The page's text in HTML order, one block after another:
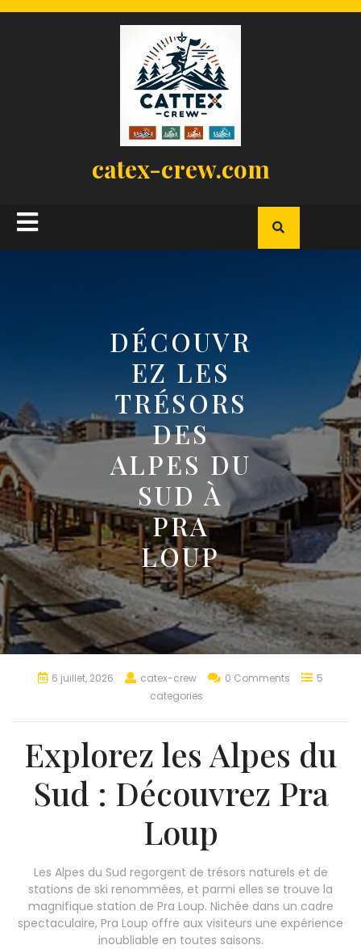
catex-crew.com
Open
Button
DÉCOUVR
EZ LES
TRÉSORS
DES
ALPES DU
SUD À
PRA
LOUP
6 juillet, 2026 catex-crew 0 Comments
5
categories
Explorez les Alpes du
Sud : Découvrez Pra
Loup
Les Alpes du Sud regorgent de trésors naturels et de
stations de ski renommées, et parmi elles se trouve la
magnifique station de Pra Loup. Nichée dans un cadre
spectaculaire, Pra Loup offre aux visiteurs une expérience
inoubliable en toutes saisons.